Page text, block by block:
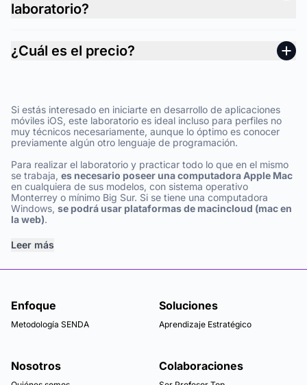
laboratorio?
¿Cuál es el precio?
Si estás interesado en iniciarte en desarrollo de aplicaciones
móviles iOS, este laboratorio es ideal incluso para perfiles no
muy técnicos necesariamente, aunque lo óptimo es conocer
previamente algún otro lenguaje de programación.
Para realizar el laboratorio y practicar todo lo que en el mismo
se trabaja, es necesario poseer una computadora Apple Mac
en cualquiera de sus modelos, con sistema operativo
Monterrey o mínimo Big Sur. Si se tiene una computadora
Windows, se podrá usar plataformas de macincloud (mac en
la web).
Leer más
Enfoque
Metodología SENDA
Soluciones
Aprendizaje Estratégico
Nosotros Colaboraciones